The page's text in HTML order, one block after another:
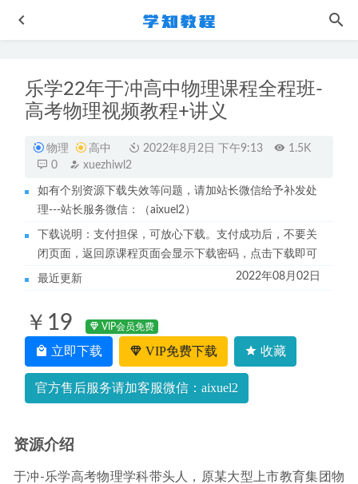
乐学22年于冲高中物理课程全程班-
高考物理视频教程+讲义
物理 高中 2022年8月2日 下午9:13
1.5K
0
xuezhiwl2
如有个别资源下载失效等问题，请加站长微信给予补发处
理---站长服务微信：（aixuel2）
下载说明：支付担保，可放心下载。支付成功后，不要关
闭页面，返回原课程页面会显示下载密码，点击下载即可
最近更新 2022年08月02日
￥19 VIP会员免费
立即下载 VIP免费下载 收藏
官方售后服务请加客服微信：aixuel2
资源介绍
于冲-乐学高考物理学科带头人，原某大型上市教育集团物
作业帮2022文旭刚高一英语a+全年班课程+课堂笔记+讲义
2023-07-21
2023腾讯课堂坤哥高三物理课程高考物理二三轮复习教程
2023-06-18
高中语文网课教程2023作业帮曲增瑞高三语文s视频教程+讲
2023王梦抒高三数学一轮复习讲义上下册
2023马昕高三语文视频教程网课资源下载
2022-11-13